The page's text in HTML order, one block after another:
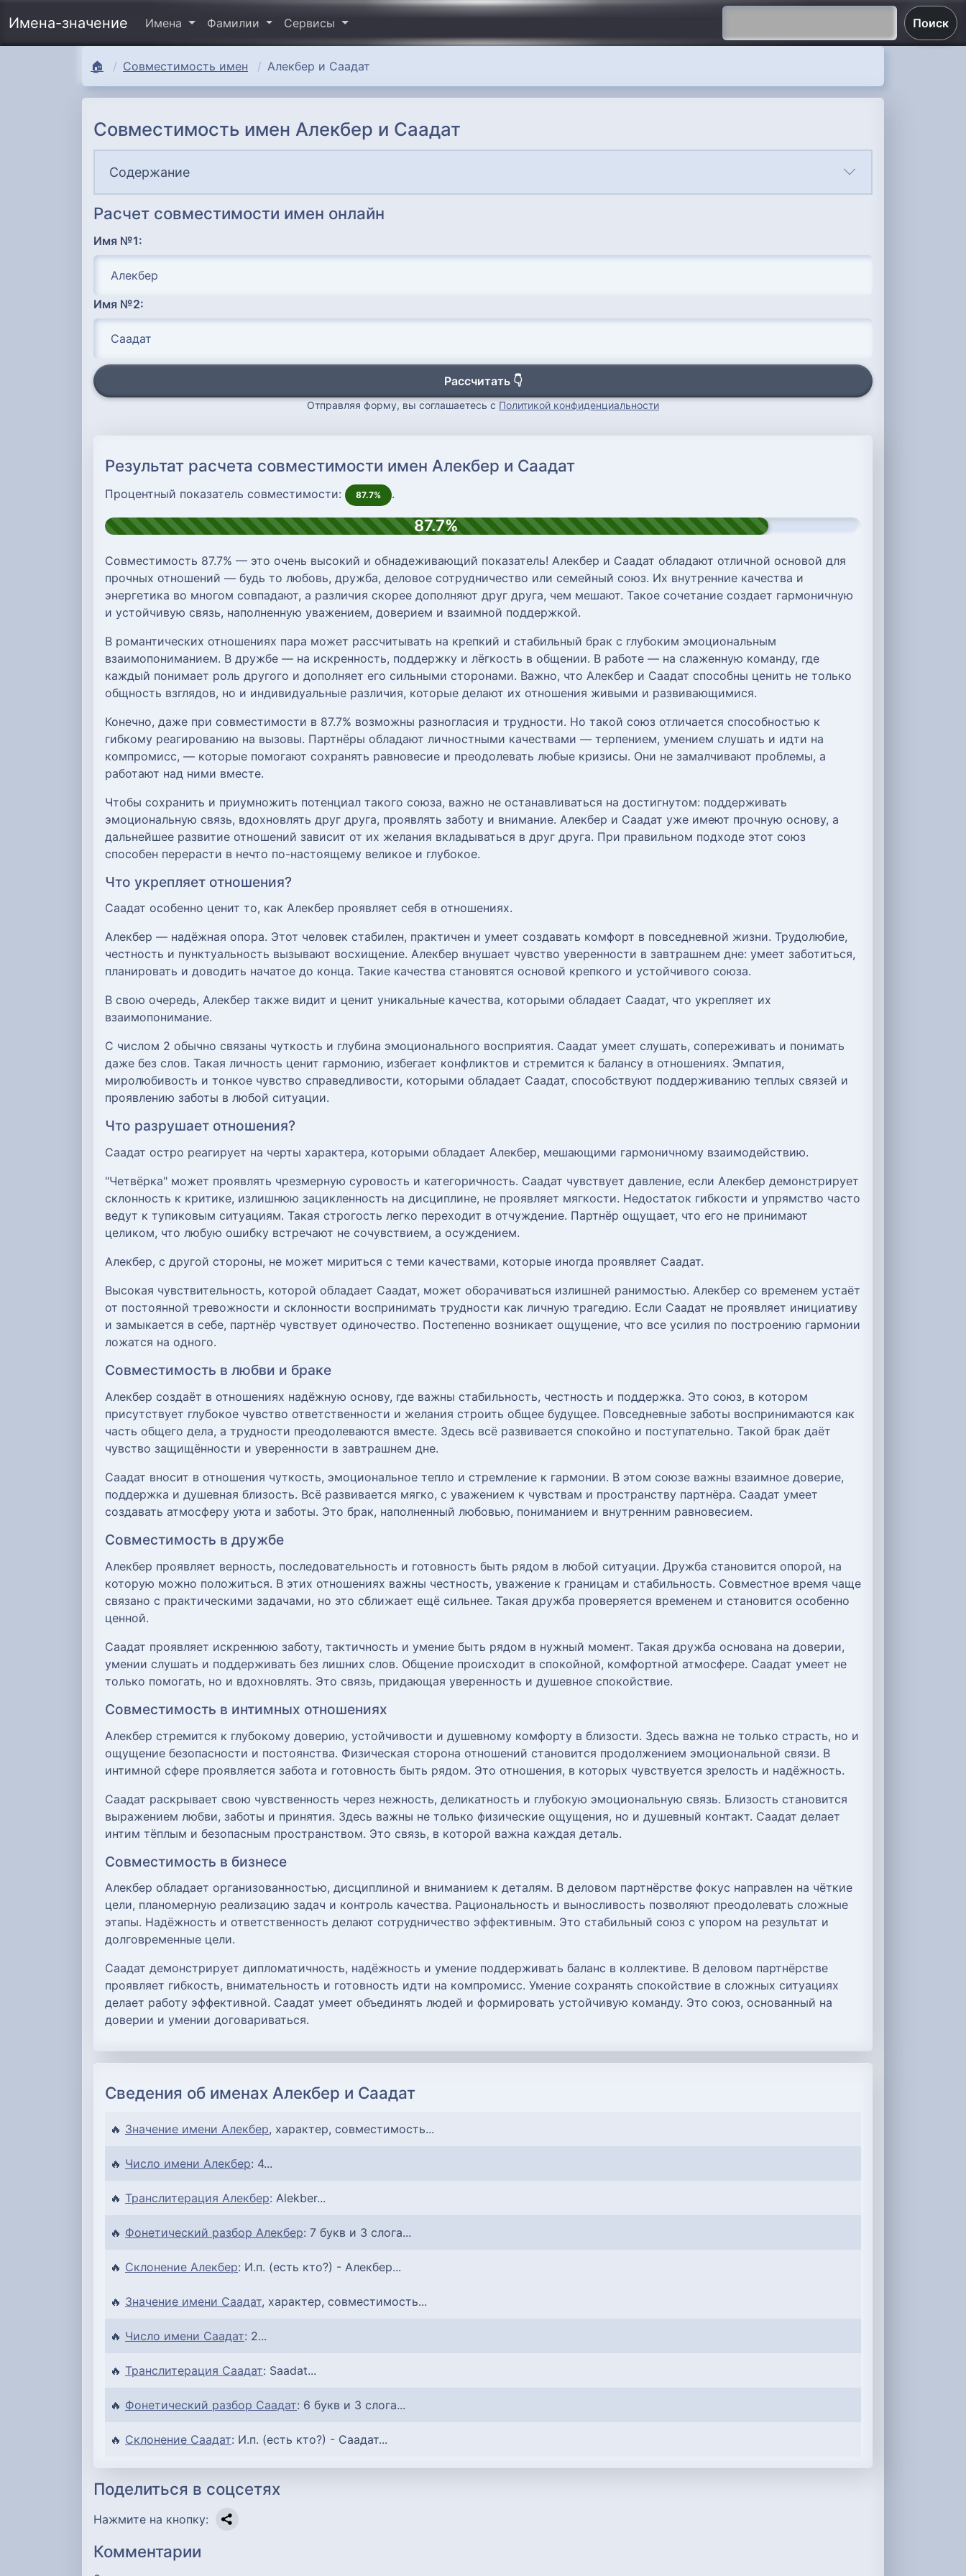
Имена-значение Имена Фамилии Сервисы Поиск
🏠 Совместимость имен Алекбер и Саадат
Совместимость имен Алекбер и Саадат
Содержание
Расчет совместимости имен онлайн
Имя №1:
Имя №2:
Рассчитать 👇
Отправляя форму, вы соглашаетесь с Политикой конфиденциальности
Результат расчета совместимости имен Алекбер и Саадат
Процентный показатель совместимости: 87.7% .
87.7%
Совместимость 87.7% — это очень высокий и обнадеживающий показатель! Алекбер и Саадат обладают отличной основой для
прочных отношений — будь то любовь, дружба, деловое сотрудничество или семейный союз. Их внутренние качества и
энергетика во многом совпадают, а различия скорее дополняют друг друга, чем мешают. Такое сочетание создает гармоничную
и устойчивую связь, наполненную уважением, доверием и взаимной поддержкой.
В романтических отношениях пара может рассчитывать на крепкий и стабильный брак с глубоким эмоциональным
взаимопониманием. В дружбе — на искренность, поддержку и лёгкость в общении. В работе — на слаженную команду, где
каждый понимает роль другого и дополняет его сильными сторонами. Важно, что Алекбер и Саадат способны ценить не только
общность взглядов, но и индивидуальные различия, которые делают их отношения живыми и развивающимися.
Конечно, даже при совместимости в 87.7% возможны разногласия и трудности. Но такой союз отличается способностью к
гибкому реагированию на вызовы. Партнёры обладают личностными качествами — терпением, умением слушать и идти на
компромисс, — которые помогают сохранять равновесие и преодолевать любые кризисы. Они не замалчивают проблемы, а
работают над ними вместе.
Чтобы сохранить и приумножить потенциал такого союза, важно не останавливаться на достигнутом: поддерживать
эмоциональную связь, вдохновлять друг друга, проявлять заботу и внимание. Алекбер и Саадат уже имеют прочную основу, а
дальнейшее развитие отношений зависит от их желания вкладываться в друг друга. При правильном подходе этот союз
способен перерасти в нечто по-настоящему великое и глубокое.
Что укрепляет отношения?
Саадат особенно ценит то, как Алекбер проявляет себя в отношениях.
Алекбер — надёжная опора. Этот человек стабилен, практичен и умеет создавать комфорт в повседневной жизни. Трудолюбие,
честность и пунктуальность вызывают восхищение. Алекбер внушает чувство уверенности в завтрашнем дне: умеет заботиться,
планировать и доводить начатое до конца. Такие качества становятся основой крепкого и устойчивого союза.
В свою очередь, Алекбер также видит и ценит уникальные качества, которыми обладает Саадат, что укрепляет их
взаимопонимание.
С числом 2 обычно связаны чуткость и глубина эмоционального восприятия. Саадат умеет слушать, сопереживать и понимать
даже без слов. Такая личность ценит гармонию, избегает конфликтов и стремится к балансу в отношениях. Эмпатия,
миролюбивость и тонкое чувство справедливости, которыми обладает Саадат, способствуют поддерживанию теплых связей и
проявлению заботы в любой ситуации.
Что разрушает отношения?
Саадат остро реагирует на черты характера, которыми обладает Алекбер, мешающими гармоничному взаимодействию.
"Четвёрка" может проявлять чрезмерную суровость и категоричность. Саадат чувствует давление, если Алекбер демонстрирует
склонность к критике, излишнюю зацикленность на дисциплине, не проявляет мягкости. Недостаток гибкости и упрямство часто
ведут к тупиковым ситуациям. Такая строгость легко переходит в отчуждение. Партнёр ощущает, что его не принимают
целиком, что любую ошибку встречают не сочувствием, а осуждением.
Алекбер, с другой стороны, не может мириться с теми качествами, которые иногда проявляет Саадат.
Высокая чувствительность, которой обладает Саадат, может оборачиваться излишней ранимостью. Алекбер со временем устаёт
от постоянной тревожности и склонности воспринимать трудности как личную трагедию. Если Саадат не проявляет инициативу
и замыкается в себе, партнёр чувствует одиночество. Постепенно возникает ощущение, что все усилия по построению гармонии
ложатся на одного.
Совместимость в любви и браке
Алекбер создаёт в отношениях надёжную основу, где важны стабильность, честность и поддержка. Это союз, в котором
присутствует глубокое чувство ответственности и желания строить общее будущее. Повседневные заботы воспринимаются как
часть общего дела, а трудности преодолеваются вместе. Здесь всё развивается спокойно и поступательно. Такой брак даёт
чувство защищённости и уверенности в завтрашнем дне.
Саадат вносит в отношения чуткость, эмоциональное тепло и стремление к гармонии. В этом союзе важны взаимное доверие,
поддержка и душевная близость. Всё развивается мягко, с уважением к чувствам и пространству партнёра. Саадат умеет
создавать атмосферу уюта и заботы. Это брак, наполненный любовью, пониманием и внутренним равновесием.
Совместимость в дружбе
Алекбер проявляет верность, последовательность и готовность быть рядом в любой ситуации. Дружба становится опорой, на
которую можно положиться. В этих отношениях важны честность, уважение к границам и стабильность. Совместное время чаще
связано с практическими задачами, но это сближает ещё сильнее. Такая дружба проверяется временем и становится особенно
ценной.
Саадат проявляет искреннюю заботу, тактичность и умение быть рядом в нужный момент. Такая дружба основана на доверии,
умении слушать и поддерживать без лишних слов. Общение происходит в спокойной, комфортной атмосфере. Саадат умеет не
только помогать, но и вдохновлять. Это связь, придающая уверенность и душевное спокойствие.
Совместимость в интимных отношениях
Алекбер стремится к глубокому доверию, устойчивости и душевному комфорту в близости. Здесь важна не только страсть, но и
ощущение безопасности и постоянства. Физическая сторона отношений становится продолжением эмоциональной связи. В
интимной сфере проявляется забота и готовность быть рядом. Это отношения, в которых чувствуется зрелость и надёжность.
Саадат раскрывает свою чувственность через нежность, деликатность и глубокую эмоциональную связь. Близость становится
выражением любви, заботы и принятия. Здесь важны не только физические ощущения, но и душевный контакт. Саадат делает
интим тёплым и безопасным пространством. Это связь, в которой важна каждая деталь.
Совместимость в бизнесе
Алекбер обладает организованностью, дисциплиной и вниманием к деталям. В деловом партнёрстве фокус направлен на чёткие
цели, планомерную реализацию задач и контроль качества. Рациональность и выносливость позволяют преодолевать сложные
этапы. Надёжность и ответственность делают сотрудничество эффективным. Это стабильный союз с упором на результат и
долговременные цели.
Саадат демонстрирует дипломатичность, надёжность и умение поддерживать баланс в коллективе. В деловом партнёрстве
проявляет гибкость, внимательность и готовность идти на компромисс. Умение сохранять спокойствие в сложных ситуациях
делает работу эффективной. Саадат умеет объединять людей и формировать устойчивую команду. Это союз, основанный на
доверии и умении договариваться.
Сведения об именах Алекбер и Саадат
🔥 Значение имени Алекбер, характер, совместимость...
🔥 Число имени Алекбер: 4...
🔥 Транслитерация Алекбер: Alekber...
🔥 Фонетический разбор Алекбер: 7 букв и 3 слога...
🔥 Склонение Алекбер: И.п. (есть кто?) - Алекбер...
🔥 Значение имени Саадат, характер, совместимость...
🔥 Число имени Саадат: 2...
🔥 Транслитерация Саадат: Saadat...
🔥 Фонетический разбор Саадат: 6 букв и 3 слога...
🔥 Склонение Саадат: И.п. (есть кто?) - Саадат...
Поделиться в соцсетях
Нажмите на кнопку:
Комментарии